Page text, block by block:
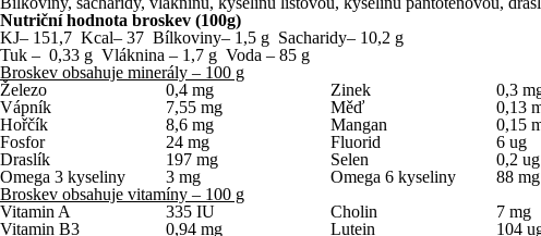
Nutriční hodnota broskev (100g)
KJ– 151,7 Kcal– 37 Bílkoviny– 1,5 g Sacharidy– 10,2 g
Tuk – 0,33 g Vláknina – 1,7 g Voda – 85 g
Broskev obsahuje minerály – 100 g
Železo
0,4 mg Zinek
0,3
Vápník
7,55 mg Měď
0,13
Hořčík
8,6 mg Mangan
0,15
Fosfor
24 mg Fluorid
6 ug
Draslík
197 mg Selen
0,2 ug
Omega 3 kyseliny
3 mg Omega 6 kyseliny
88 mg
Broskev obsahuje vitamíny – 100 g
Vitamin A
335 IU Cholin
7 mg
Vitamin B3
0,94 mg Lutein
104